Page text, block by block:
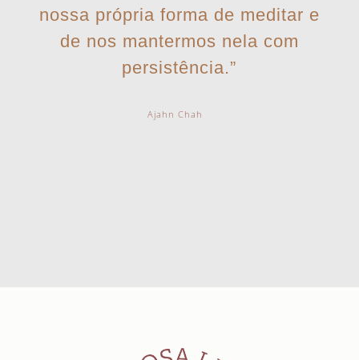
nossa própria forma de meditar e
de nos mantermos nela com
persistência.”
Ajahn Chah